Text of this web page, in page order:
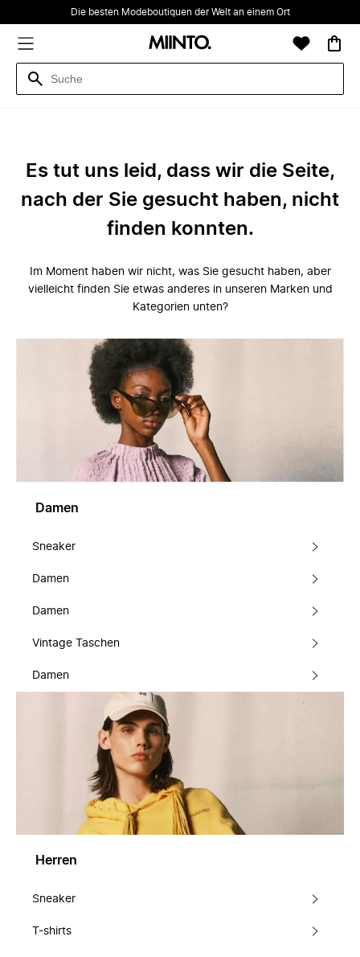
Die besten Modeboutiquen der Welt an einem Ort
Es tut uns leid, dass wir die Seite,
nach der Sie gesucht haben, nicht
finden konnten.
Im Moment haben wir nicht, was Sie gesucht haben, aber
vielleicht finden Sie etwas anderes in unseren Marken und
Kategorien unten?
Damen
Sneaker
Damen
Damen
Vintage Taschen
Damen
Herren
Sneaker
T-shirts